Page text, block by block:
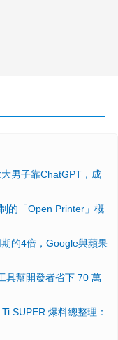
男子靠ChatGPT，成
的「Open Printer」概
的4倍，Google與蘋果
具幫開發者省下 70 萬
SUPER 爆料總整理：